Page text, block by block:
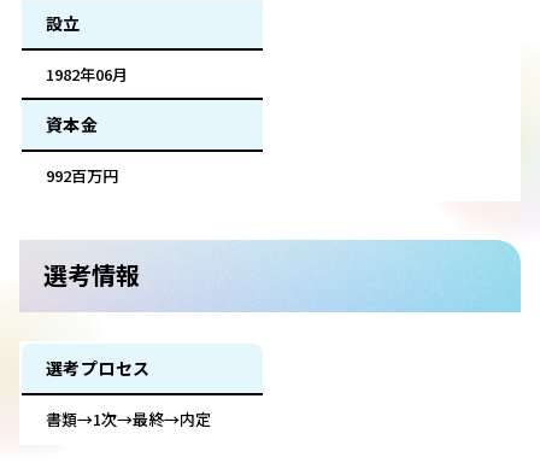
設立
1982年06月
資本金
992百万円
選考情報
選考プロセス
書類→1次→最終→内定